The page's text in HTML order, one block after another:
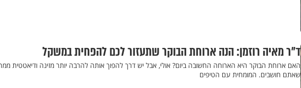
ד"ר מאיה רוזמן: הנה ארוחת הבוקר שתעזור לכם להפחית במשקל
האם ארוחת הבוקר היא הארוחה החשובה ביום? אולי, אבל יש דרך להפוך אותה להרבה יותר מזינה ודיאטטית
שאתם חושבים. המומחית עם הטיפים